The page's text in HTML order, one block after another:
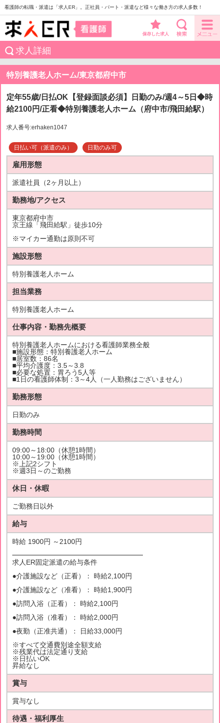
看護師の転職・派遣は「求人ER」。正社員・パート・派遣など様々な働き方の求人多数！
保存した求人
求人詳細
特別養護老人ホーム/東京都府中市
定年55歳/日払OK【登録面談必須】日勤のみ/週4～5日◆時
給2100円/正看◆特別養護老人ホーム（府中市/飛田給駅）
求人番号:erhaken1047
日払い可（派遣のみ） 日勤のみ可
雇用形態
派遣社員（2ヶ月以上）
勤務地/アクセス
東京都府中市
京王線「飛田給駅」徒歩10分
※マイカー通勤は原則不可
施設形態
特別養護老人ホーム
担当業務
特別養護老人ホーム
仕事内容・勤務先概要
特別養護老人ホームにおける看護師業務全般
■施設形態：特別養護老人ホーム
■居室数：86名
■平均介護度：3.5～3.8
■必要な処置：胃ろう5人等
■1日の看護師体制：3～4人（一人勤務はございません）
勤務形態
日勤のみ
勤務時間
09:00～18:00（休憩1時間）
10:00～19:00（休憩1時間）
※上記2シフト
※週3日～のご勤務
休日・休暇
ご勤務日以外
給与
時給 1900円 ～2100円
━━━━━━━━━━━━━━━━━━━
求人ER固定派遣の給与条件
●介護施設など（正看）： 時給2,100円
●介護施設など（准看）： 時給1,900円
●訪問入浴（正看）： 時給2,100円
●訪問入浴（准看）： 時給2,000円
●夜勤（正准共通）： 日給33,000円
※すべて交通費別途全額支給
※残業代は法定通り支給
※日払いOK
昇給なし
賞与
賞与なし
待遇・福利厚生